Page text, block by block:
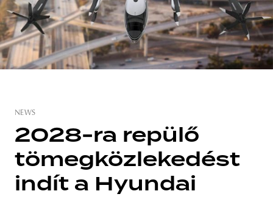
NEWS
2028-ra repülő
tömegközlekedést
indít a Hyundai